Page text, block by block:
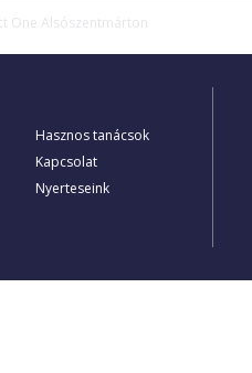
One Alsószentmárton
Hasznos tanácsok
Kapcsolat
Nyerteseink